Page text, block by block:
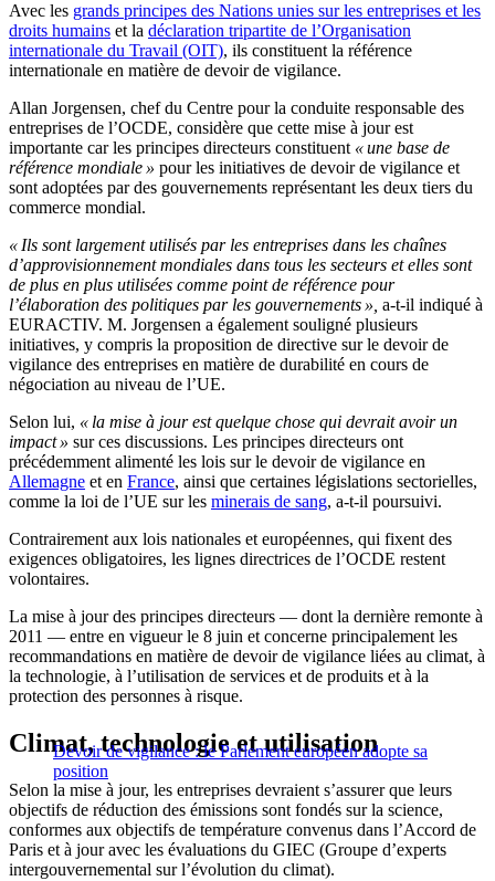
Avec les grands principes des Nations unies sur les entreprises et les
droits humains et la déclaration tripartite de l’Organisation
internationale du Travail (OIT), ils constituent la référence
internationale en matière de devoir de vigilance.
Allan Jorgensen, chef du Centre pour la conduite responsable des
entreprises de l’OCDE, considère que cette mise à jour est
importante car les principes directeurs constituent « une base de
référence mondiale » pour les initiatives de devoir de vigilance et
sont adoptées par des gouvernements représentant les deux tiers du
commerce mondial.
« Ils sont largement utilisés par les entreprises dans les chaînes
d’approvisionnement mondiales dans tous les secteurs et elles sont
de plus en plus utilisées comme point de référence pour
l’élaboration des politiques par les gouvernements », a-t-il indiqué à
EURACTIV. M. Jorgensen a également souligné plusieurs
initiatives, y compris la proposition de directive sur le devoir de
vigilance des entreprises en matière de durabilité en cours de
négociation au niveau de l’UE.
Selon lui, « la mise à jour est quelque chose qui devrait avoir un
impact » sur ces discussions. Les principes directeurs ont
précédemment alimenté les lois sur le devoir de vigilance en
Allemagne et en France, ainsi que certaines législations sectorielles,
comme la loi de l’UE sur les minerais de sang, a-t-il poursuivi.
Contrairement aux lois nationales et européennes, qui fixent des
exigences obligatoires, les lignes directrices de l’OCDE restent
volontaires.
La mise à jour des principes directeurs — dont la dernière remonte à
2011 — entre en vigueur le 8 juin et concerne principalement les
recommandations en matière de devoir de vigilance liées au climat, à
la technologie, à l’utilisation de services et de produits et à la
protection des personnes à risque.
Devoir de vigilance : le Parlement européen adopte sa
position
Climat, technologie et utilisation
Selon la mise à jour, les entreprises devraient s’assurer que leurs
objectifs de réduction des émissions sont fondés sur la science,
conformes aux objectifs de température convenus dans l’Accord de
Paris et à jour avec les évaluations du GIEC (Groupe d’experts
intergouvernemental sur l’évolution du climat).